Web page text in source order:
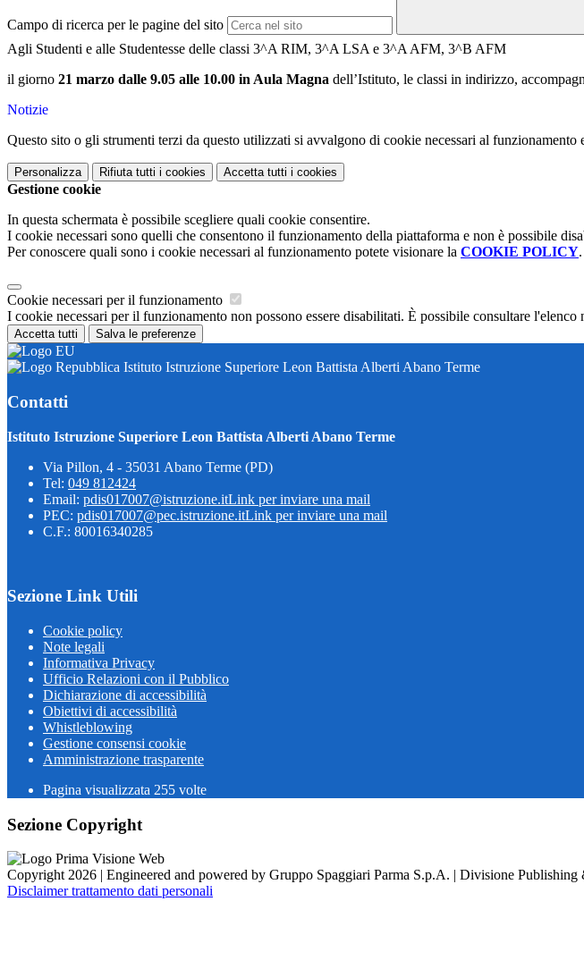
Campo di ricerca per le pagine del sito
Agli Studenti e alle Studentesse delle classi 3^A RIM, 3^A LSA e 3^A AFM, 3^B AFM
il giorno 21 marzo dalle 9.05 alle 10.00 in Aula Magna dell’Istituto, le classi in indirizzo,
Notizie
Questo sito o gli strumenti terzi da questo utilizzati si avvalgono di cookie necessari al
Personalizza Rifiuta tutti i cookies Accetta tutti i cookies
Gestione cookie
In questa schermata è possibile scegliere quali cookie consentire.
I cookie necessari sono quelli che consentono il funzionamento della piattaforma e non è possibile
Per conoscere quali sono i cookie necessari al funzionamento potete visionare la COOKIE POLICY.
Cookie necessari per il funzionamento
I cookie necessari per il funzionamento non possono essere disabilitati. È possibile consultare
Accetta tutti Salva le preferenze
Istituto Istruzione Superiore Leon Battista Alberti Abano Terme
Contatti
Istituto Istruzione Superiore Leon Battista Alberti Abano Terme
Via Pillon, 4 - 35031 Abano Terme (PD)
Tel: 049 812424
Email: pdis017007@istruzione.itLink per inviare una mail
PEC: pdis017007@pec.istruzione.itLink per inviare una mail
C.F.: 80016340285
Sezione Link Utili
Cookie policy
Note legali
Informativa Privacy
Ufficio Relazioni con il Pubblico
Dichiarazione di accessibilità
Obiettivi di accessibilità
Whistleblowing
Gestione consensi cookie
Amministrazione trasparente
Pagina visualizzata 255 volte
Sezione Copyright
Copyright 2026 | Engineered and powered by Gruppo Spaggiari Parma S.p.A. | Divisione
Disclaimer trattamento dati personali